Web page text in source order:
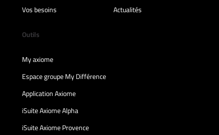
Vos besoins
Actualités
Outils
My axiome
Espace groupe My Différence
Application Axiome
iSuite Axiome Alpha
iSuite Axiome Provence